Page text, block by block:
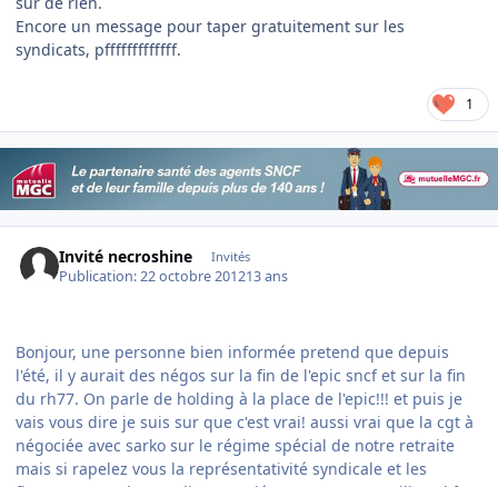
Encore un message pour taper gratuitement sur les
syndicats, pfffffffffffff.
1
Invité necroshine Invités
Publication:22 octobre 201213 ans
Bonjour, une personne bien informée pretend que depuis
l'été, il y aurait des négos sur la fin de l'epic sncf et sur la fin
du rh77. On parle de holding à la place de l'epic!!! et puis je
vais vous dire je suis sur que c'est vrai! aussi vrai que la cgt à
négociée avec sarko sur le régime spécial de notre retraite
mais si rapelez vous la représentativité syndicale et les